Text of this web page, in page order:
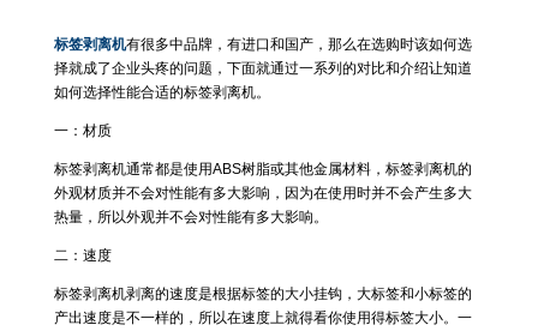
标签剥离机有很多中品牌，有进口和国产，那么在选购时该如何选
择就成了企业头疼的问题，下面就通过一系列的对比和介绍让知道
如何选择性能合适的标签剥离机。
一：材质
标签剥离机通常都是使用ABS树脂或其他金属材料，标签剥离机的
外观材质并不会对性能有多大影响，因为在使用时并不会产生多大
热量，所以外观并不会对性能有多大影响。
二：速度
标签剥离机剥离的速度是根据标签的大小挂钩，大标签和小标签的
产出速度是不一样的，所以在速度上就得看你使用得标签大小。一